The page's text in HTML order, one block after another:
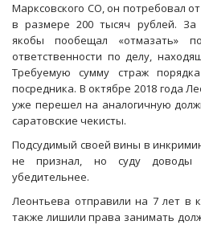
Марксовского СО, он потребовал
в размере 200 тысяч рублей. За
якобы пообещал «отмазать»
ответственности по делу,
Требуемую сумму страж
посредника. В октябре 2018 года
уже перешел на аналогичную
саратовские чекисты.
Подсудимый своей вины в
не признал, но суду доводы
убедительнее.
Леонтьева отправили на 7 лет в
также лишили права занимать